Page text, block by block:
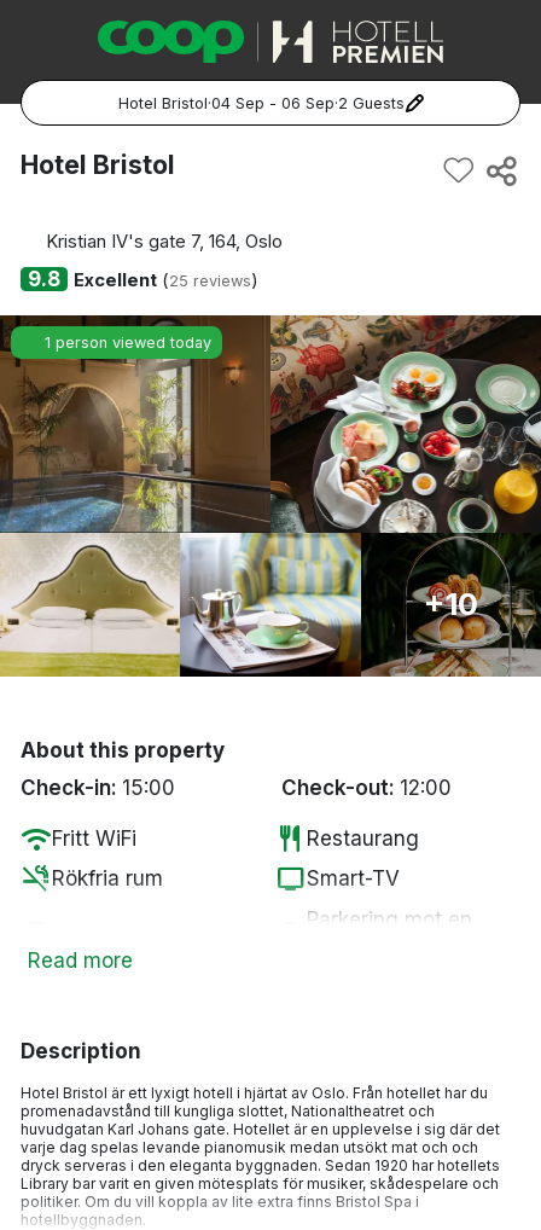
Hotel Bristol·04 Sep - 06 Sep·2 Guests
Popular Destinations:
Göteborg
Malmö
Hela Norge
Oslo
Bergen
Hela Danmark
Hotel Bristol
Kristian IV's gate 7, 164, Oslo
9.8 Excellent(25 reviews)
1 person viewed today
+10
About this property
Check-in: 15:00 Check-out: 12:00
wifiFritt WiFi restaurant Restaurang
smoke_free Rökfria rum tvSmart-TV
Parkering mot en
spa Spa
Read more
Description
Hotel Bristol är ett lyxigt hotell i hjärtat av Oslo. Från hotellet har du
promenadavstånd till kungliga slottet, Nationaltheatret och
huvudgatan Karl Johans gate. Hotellet är en upplevelse i sig där det
varje dag spelas levande pianomusik medan utsökt mat och och
dryck serveras i den eleganta byggnaden. Sedan 1920 har hotellets
Library bar varit en given mötesplats för musiker, skådespelare och
politiker. Om du vill koppla av lite extra finns Bristol Spa i
hotellbyggnaden.